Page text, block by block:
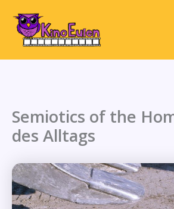
Inhalt
springen
Semiotics of the
des Alltags